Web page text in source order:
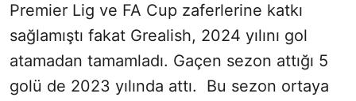
Premier Lig ve FA Cup zaferlerine katkı
sağlamıştı fakat Grealish, 2024 yılını gol
atamadan tamamladı. Gaçen sezon attığı 5
golü de 2023 yılında attı. Bu sezon ortaya